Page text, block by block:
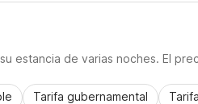
estancia de varias noches. El
Tarifa gubernamental